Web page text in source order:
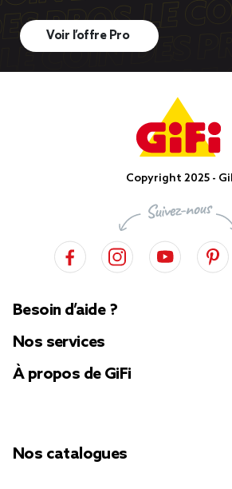
Voir l’offre Pro
Copyright 2025 -
Besoin d’aide ?
Nos services
À propos de GiFi
Nos catalogues